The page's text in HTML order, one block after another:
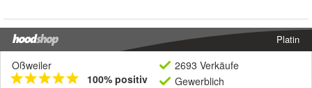
Platin
Oßweiler
100% positiv
2693 Verkäufe
Gewerblich